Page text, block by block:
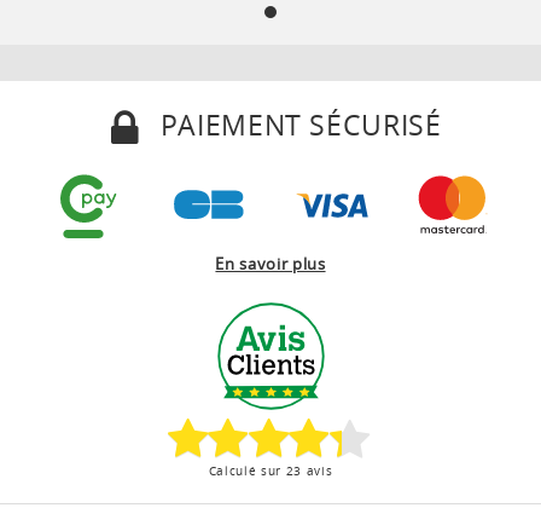
PAIEMENT SÉCURISÉ
En savoir plus
Calculé sur 23 avis